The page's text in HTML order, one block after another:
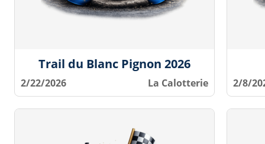
Trail du Blanc Pignon 2026
2/22/2026 La Calotterie 2/8/